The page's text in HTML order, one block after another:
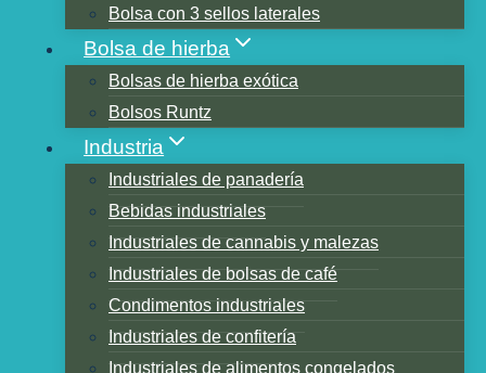
Bolsa con 3 sellos laterales
Bolsa de hierba
Bolsas de hierba exótica
Bolsos Runtz
Industria
Industriales de panadería
Bebidas industriales
Industriales de cannabis y malezas
Industriales de bolsas de café
Condimentos industriales
Industriales de confitería
Industriales de alimentos congelados
1. Paquete de bolsa de café con
cremallera de pie de papel Kraft natural
con válvula de desgasificación
unidireccional
2. Bolsas de frijol con kit de vertido y
almacenamiento de café preparado en frío
3. Diseño de bolsas de café con válvula
Bolsa de granos de café vacía de fondo
plano de papel de aluminio blanco o negro.
4. Café pequeño de una sola porción sin
necesidad de máquina, paquetes aptos
para viajes, lotes pequeños.